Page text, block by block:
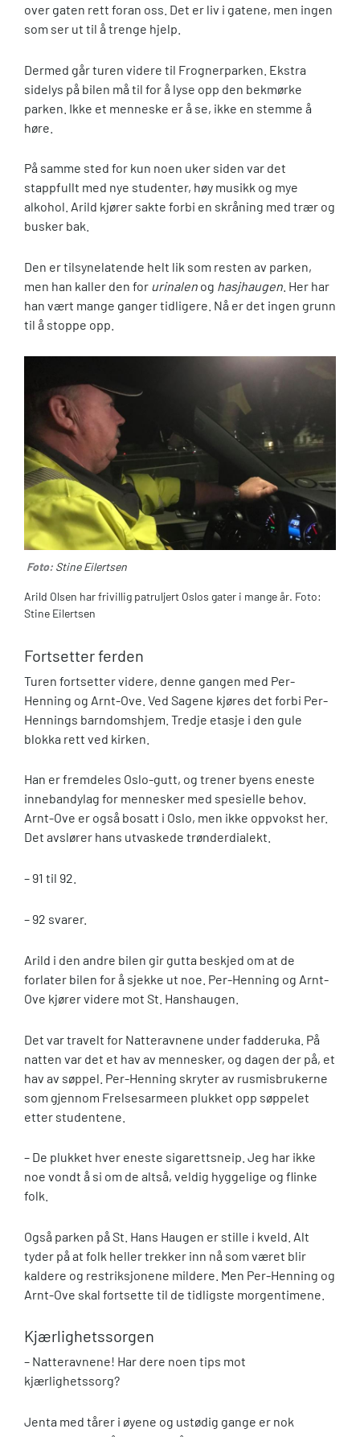
over gaten rett foran oss. Det er liv i gatene, men ingen
som ser ut til å trenge hjelp.
Dermed går turen videre til Frognerparken. Ekstra
sidelys på bilen må til for å lyse opp den bekmørke
parken. Ikke et menneske er å se, ikke en stemme å
høre.
På samme sted for kun noen uker siden var det
stappfullt med nye studenter, høy musikk og mye
alkohol. Arild kjører sakte forbi en skråning med trær og
busker bak.
Den er tilsynelatende helt lik som resten av parken,
men han kaller den for urinalen og hasjhaugen . Her har
han vært mange ganger tidligere. Nå er det ingen grunn
til å stoppe opp.
Foto: Stine Eilertsen
Arild Olsen har frivillig patruljert Oslos gater i mange år. Foto:
Stine Eilertsen
Fortsetter ferden
Turen fortsetter videre, denne gangen med Per-
Henning og Arnt-Ove. Ved Sagene kjøres det forbi Per-
Hennings barndomshjem. Tredje etasje i den gule
blokka rett ved kirken.
Han er fremdeles Oslo-gutt, og trener byens eneste
innebandylag for mennesker med spesielle behov.
Arnt-Ove er også bosatt i Oslo, men ikke oppvokst her.
Det avslører hans utvaskede trønderdialekt.
– 91 til 92.
– 92 svarer.
Arild i den andre bilen gir gutta beskjed om at de
forlater bilen for å sjekke ut noe. Per-Henning og Arnt-
Ove kjører videre mot St. Hanshaugen.
Det var travelt for Natteravnene under fadderuka. På
natten var det et hav av mennesker, og dagen der på, et
hav av søppel. Per-Henning skryter av rusmisbrukerne
som gjennom Frelsesarmeen plukket opp søppelet
etter studentene.
– De plukket hver eneste sigarettsneip. Jeg har ikke
noe vondt å si om de altså, veldig hyggelige og flinke
folk.
Også parken på St. Hans Haugen er stille i kveld. Alt
tyder på at folk heller trekker inn nå som været blir
kaldere og restriksjonene mildere. Men Per-Henning og
Arnt-Ove skal fortsette til de tidligste morgentimene.
Kjærlighetssorgen
– Natteravnene! Har dere noen tips mot
kjærlighetssorg?
Jenta med tårer i øyene og ustødig gange er nok